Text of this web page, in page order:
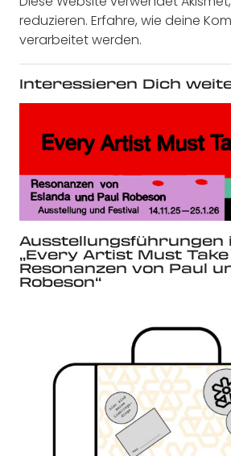
reduzieren. Erfahre, wie deine
verarbeitet werden.
Interessieren Dich
Ausstellungsführungen
„Every Artist Must Take
Resonanzen von Paul
Robeson“